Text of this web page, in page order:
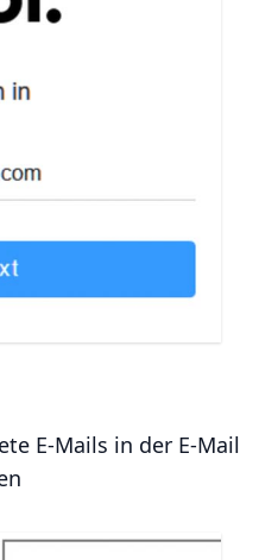
E-Mails in der E-Mail